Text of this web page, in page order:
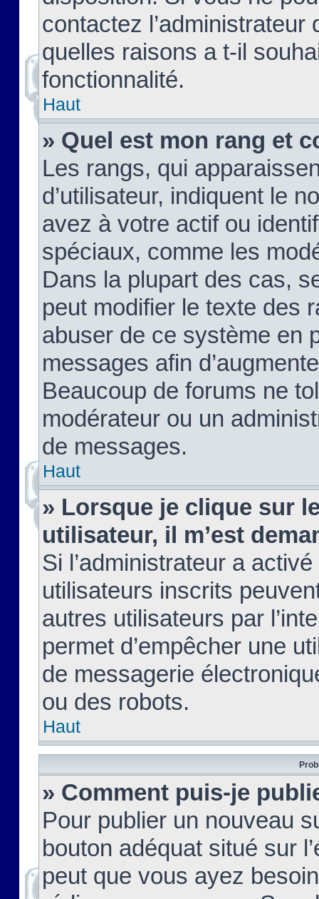
contactez
quelles raisons a t-il
fonctionnalité.
Haut
» Quel est mon rang et
Les rangs, qui
d’utilisateur, indiquent le
avez à votre actif ou
spéciaux, comme les
Dans la plupart des cas,
peut modifier le texte des
abuser de ce système en
messages afin
Beaucoup de forums ne
modérateur ou un
de messages.
Haut
» Lorsque je clique sur
utilisateur, il m’est
Si l’administrateur a
utilisateurs inscrits
autres utilisateurs par
permet d’empêcher une
de messagerie
ou des robots.
Haut
» Comment puis-je
Pour publier un nouveau
bouton adéquat situé sur
peut que vous ayez